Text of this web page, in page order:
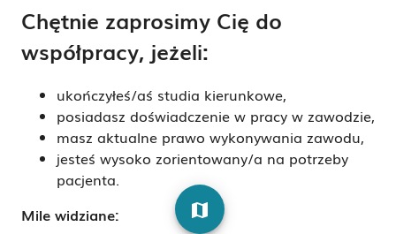
Chętnie zaprosimy Cię do
współpracy, jeżeli:
ukończyłeś/aś studia kierunkowe,
posiadasz doświadczenie w pracy w zawodzie,
masz aktualne prawo wykonywania zawodu,
jesteś wysoko zorientowany/a na potrzeby
pacjenta.
Mile widziane:
map